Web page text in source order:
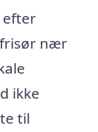
efter
nær
ikke
til